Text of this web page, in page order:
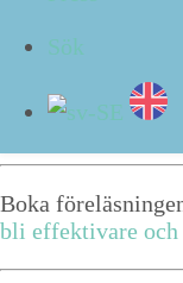
Sök
Hur gör du det
det för mig . Jag
höra vad du har
Boka
bli effek­ti­vare och